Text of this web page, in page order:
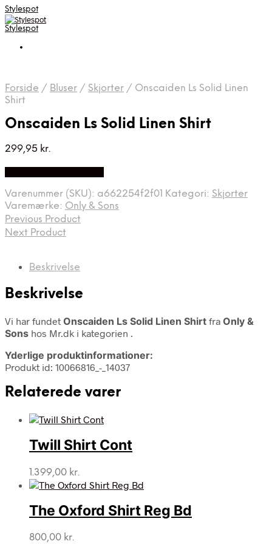
Stylespot
Stylespot
Forside / Bluser / Skjorter / Onscaiden Ls Solid Linen
Shirt
Onscaiden Ls Solid Linen Shirt
299,95 kr.
Varenummer (SKU): a662254f2f01 Kategori: Skjorter
Varemærke: Only & Sons
Previous Product
Next Product
Beskrivelse
Beskrivelse
Vi har fundet Onscaiden Ls Solid Linen Shirt fra Only &
Sons hos Mr.dk i kategorien .
Yderlige produktinformationer:
Produkt id: 10066816_-_14037
Relaterede varer
Twill Shirt Cont
1.399,00 kr.
The Oxford Shirt Reg Bd
800,00 kr.